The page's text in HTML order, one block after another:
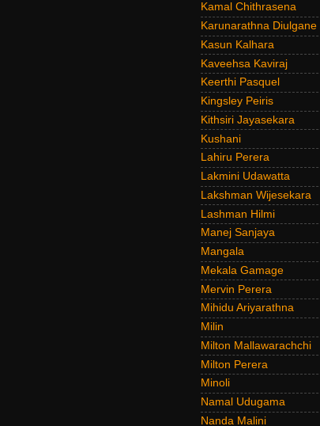
Kamal Chithrasena
Karunarathna Diulgane
Kasun Kalhara
Kaveehsa Kaviraj
Keerthi Pasquel
Kingsley Peiris
Kithsiri Jayasekara
Kushani
Lahiru Perera
Lakmini Udawatta
Lakshman Wijesekara
Lashman Hilmi
Manej Sanjaya
Mangala
Mekala Gamage
Mervin Perera
Mihidu Ariyarathna
Milin
Milton Mallawarachchi
Milton Perera
Minoli
Namal Udugama
Nanda Malini